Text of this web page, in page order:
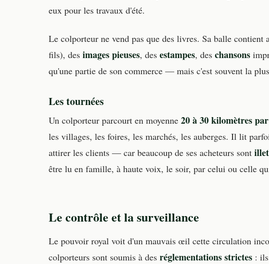
eux pour les travaux d'été.
Le colporteur ne vend pas que des livres. Sa balle contient
fils), des images pieuses, des estampes, des chansons
qu'une partie de son commerce — mais c'est souvent la
Les tournées
Un colporteur parcourt en moyenne 20 à 30 kilomètres
les villages, les foires, les marchés, les auberges. Il lit
attirer les clients — car beaucoup de ses acheteurs sont
être lu en famille, à haute voix, le soir, par celui ou celle
Le contrôle et la surveillance
Le pouvoir royal voit d'un mauvais œil cette circulation
colporteurs sont soumis à des réglementations strictes :